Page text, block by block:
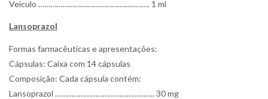
Veículo ………………….……………………………. 1 ml
Lansoprazol
Formas farmacêuticas e apresentações:
Cápsulas: Caixa com 14 cápsulas
Composição: Cada cápsula contém:
Lansoprazol ………………………………………….. 30 mg